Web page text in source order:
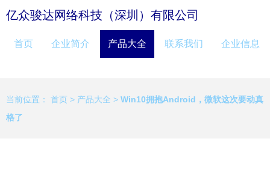
亿众骏达网络科技（深圳）有限公司
首页 企业简介 产品大全 联系我们 企业信息
当前位置： 首页 > 产品大全 > Win10拥抱Android，微软这次要动真
格了